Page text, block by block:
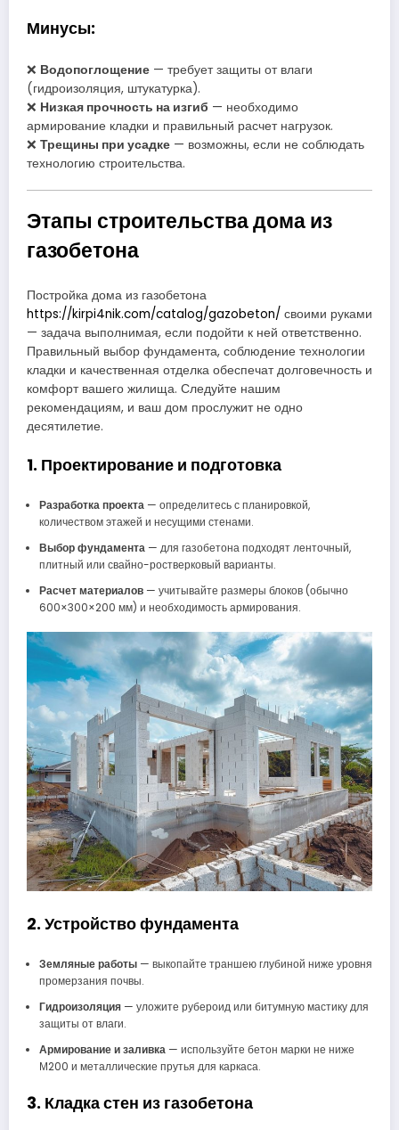
Минусы:
❌ Водопоглощение — требует защиты от влаги
(гидроизоляция, штукатурка).
❌ Низкая прочность на изгиб — необходимо
армирование кладки и правильный расчет нагрузок.
❌ Трещины при усадке — возможны, если не соблюдать
технологию строительства.
Этапы строительства дома из
газобетона
Постройка дома из газобетона
https://kirpi4nik.com/catalog/gazobeton/ своими руками
— задача выполнимая, если подойти к ней ответственно.
Правильный выбор фундамента, соблюдение технологии
кладки и качественная отделка обеспечат долговечность и
комфорт вашего жилища. Следуйте нашим
рекомендациям, и ваш дом прослужит не одно
десятилетие.
1. Проектирование и подготовка
Разработка проекта— определитесь с планировкой,
количеством этажей и несущими стенами.
Выбор фундамента— для газобетона подходят ленточный,
плитный или свайно-ростверковый варианты.
Расчет материалов— учитывайте размеры блоков (обычно
600×300×200 мм) и необходимость армирования.
2. Устройство фундамента
Земляные работы— выкопайте траншею глубиной ниже уровня
промерзания почвы.
Гидроизоляция— уложите рубероид или битумную мастику для
защиты от влаги.
Армирование и заливка— используйте бетон марки не ниже
М200 и металлические прутья для каркаса.
3. Кладка стен из газобетона